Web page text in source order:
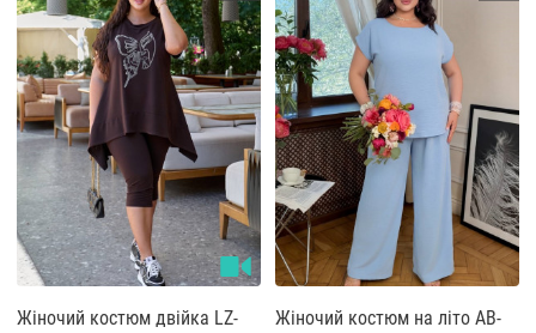
Жіночий костюм двійка LZ-
Жіночий костюм на літо AB-